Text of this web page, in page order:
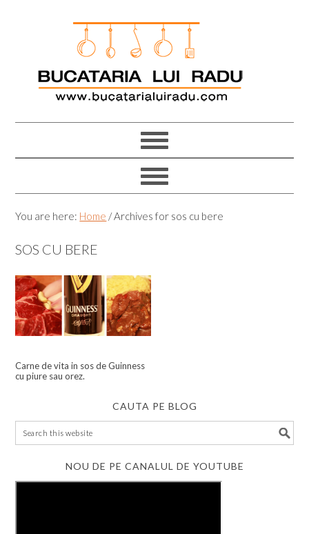
You are here: Home /Archives for sos cu bere
SOS CU BERE
Carne de vita in sos de Guinness
cu piure sau orez.
CAUTA PE BLOG
NOU DE PE CANALUL DE YOUTUBE